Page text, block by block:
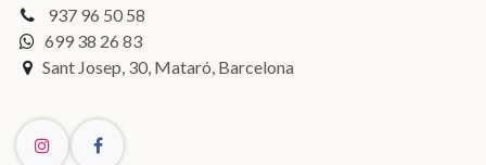
937 96 50 58
699 38 26 83
Sant Josep, 30, Mataró, Barcelona